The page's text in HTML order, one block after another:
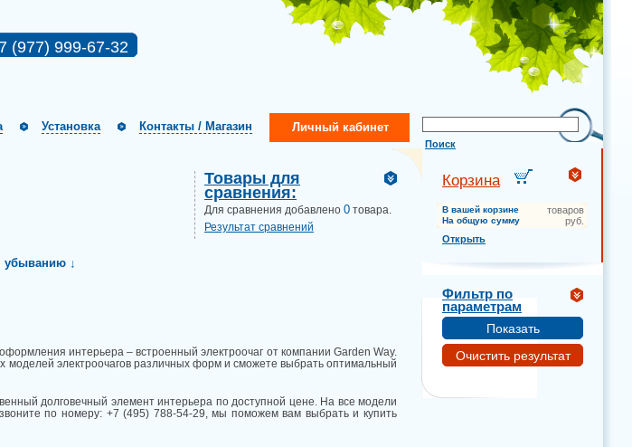
(977) 999-67-32
Поиск
Установка Контакты / Магазин Личный кабинет
Товары для
сравнения:
Для сравнения добавлено 0 товара.
Результат сравнений
убыванию ↓
интерьера – встроенный электроочаг от компании Garden Way.
моделей электроочагов различных форм и сможете выбрать оптимальный
долговечный элемент интерьера по доступной цене. На все модели
по номеру: +7 (495) 788-54-29, мы поможем вам выбрать и купить
Корзина
В вашей корзине товаров
На общую сумму
руб.
Открыть
Фильтр по
параметрам